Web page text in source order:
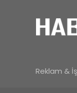
Reklam &